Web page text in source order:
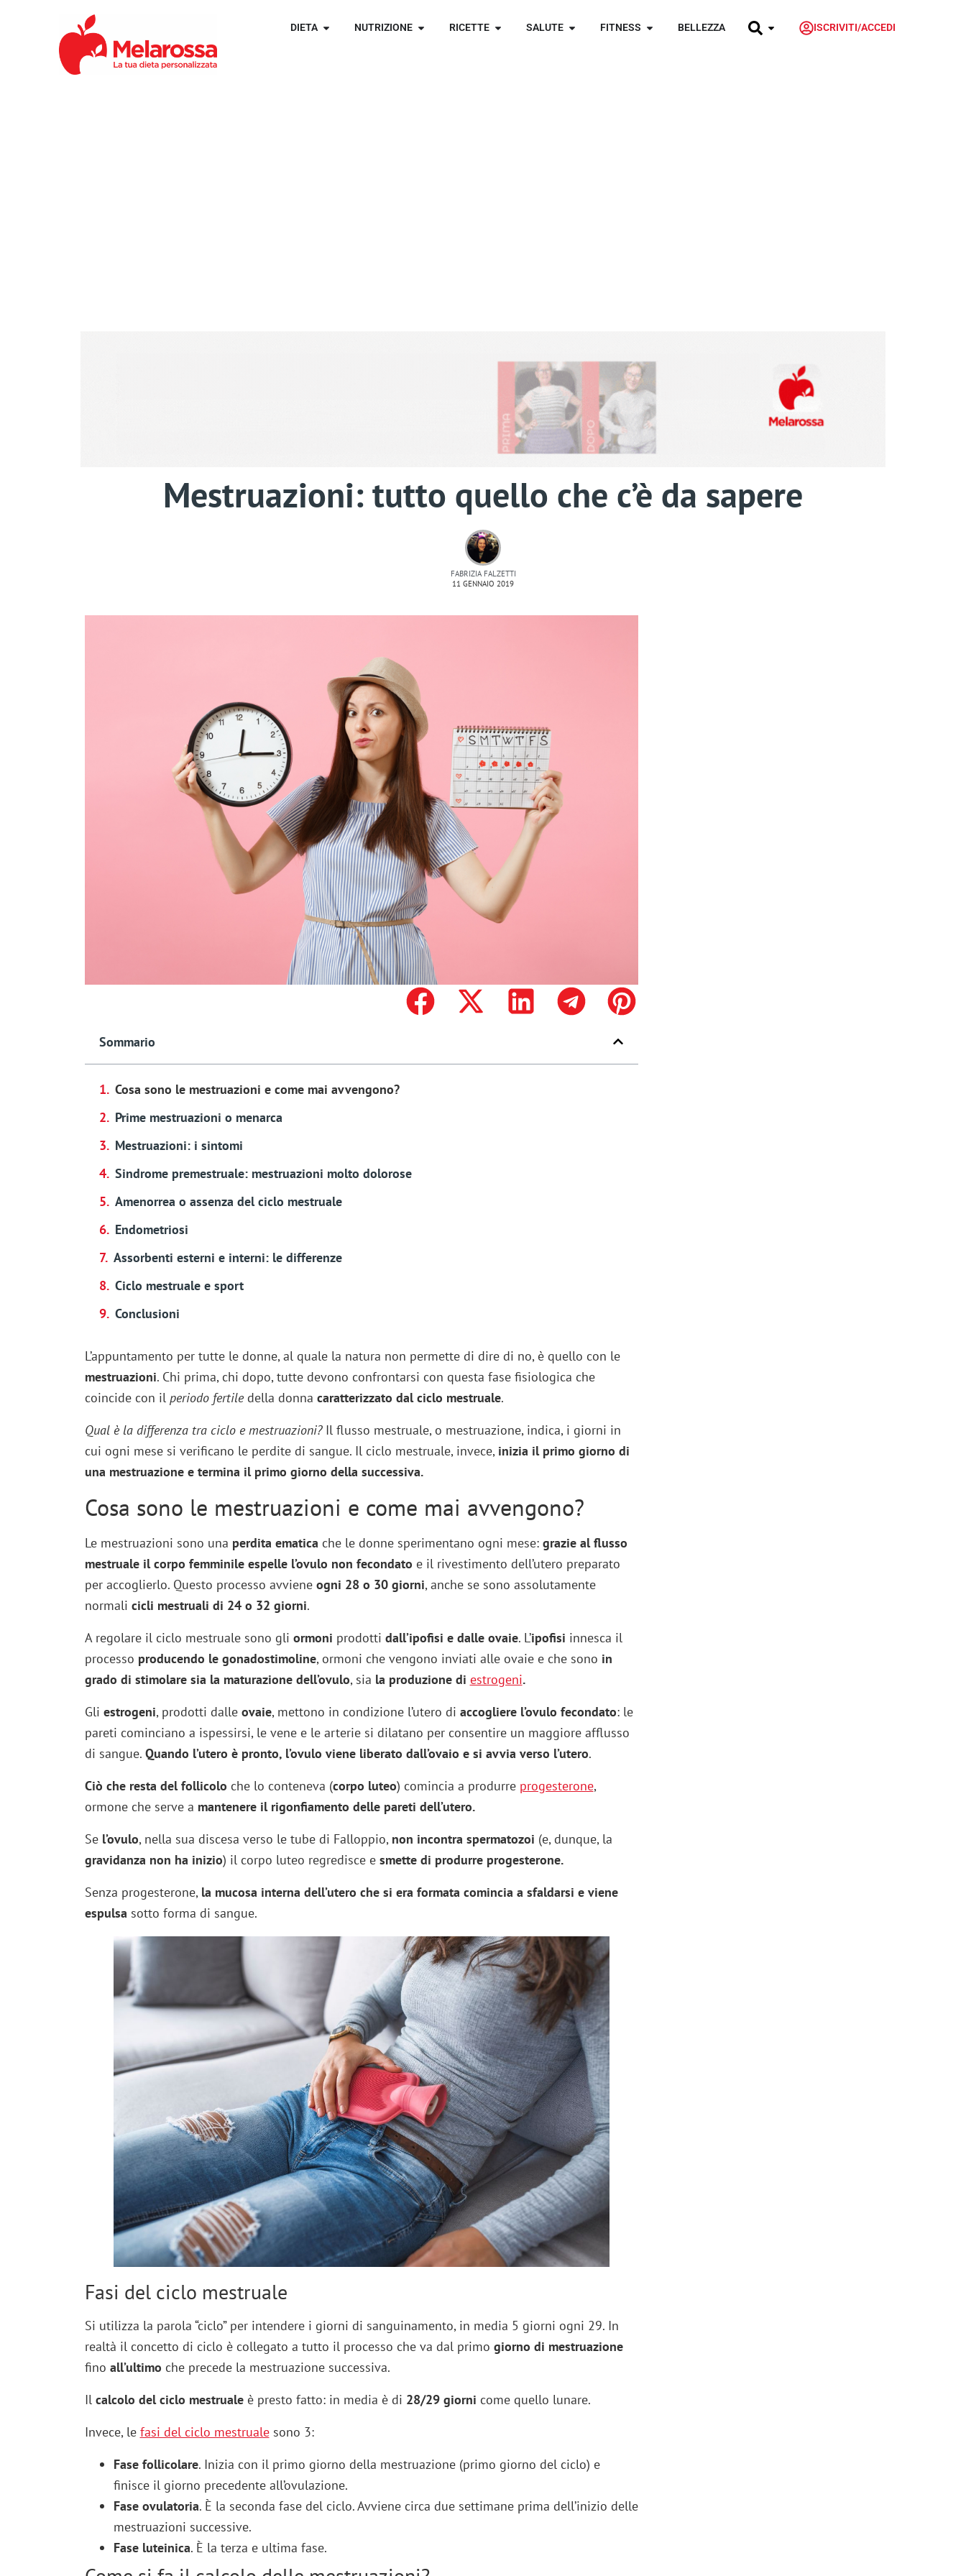
DIETA NUTRIZIONE RICETTE SALUTE FITNESS BELLEZZA ISCRIVITI/ACCEDI
Mestruazioni: tutto quello che c’è da sapere
FABRIZIA FALZETTI
11 GENNAIO 2019
Sommario
Cosa sono le mestruazioni e come mai avvengono?
Prime mestruazioni o menarca
Mestruazioni: i sintomi
Sindrome premestruale: mestruazioni molto dolorose
Amenorrea o assenza del ciclo mestruale
Endometriosi
Assorbenti esterni e interni: le differenze
Ciclo mestruale e sport
Conclusioni
L’appuntamento per tutte le donne, al quale la natura non permette di dire di no, è quello con le
mestruazioni. Chi prima, chi dopo, tutte devono confrontarsi con questa fase fisiologica che
coincide con il periodo fertile della donna caratterizzato dal ciclo mestruale.
Qual è la differenza tra ciclo e mestruazioni?Il flusso mestruale, o mestruazione, indica, i giorni in
cui ogni mese si verificano le perdite di sangue. Il ciclo mestruale, invece, inizia il primo giorno di
una mestruazione e termina il primo giorno della successiva.
Cosa sono le mestruazioni e come mai avvengono?
Le mestruazioni sono una perdita ematica che le donne sperimentano ogni mese: grazie al flusso
mestruale il corpo femminile espelle l’ovulo non fecondato e il rivestimento dell’utero preparato
per accoglierlo. Questo processo avviene ogni 28 o 30 giorni, anche se sono assolutamente
normali cicli mestruali di 24 o 32 giorni.
A regolare il ciclo mestruale sono gli ormoni prodotti dall’ipofisi e dalle ovaie. L’ipofisi innesca il
processo producendo le gonadostimoline, ormoni che vengono inviati alle ovaie e che sono in
grado di stimolare sia la maturazione dell’ovulo, sia la produzione di estrogeni.
Gli estrogeni, prodotti dalle ovaie, mettono in condizione l’utero di accogliere l’ovulo fecondato: le
pareti cominciano a ispessirsi, le vene e le arterie si dilatano per consentire un maggiore afflusso
di sangue. Quando l’utero è pronto, l’ovulo viene liberato dall’ovaio e si avvia verso l’utero.
Ciò che resta del follicolo che lo conteneva (corpo luteo) comincia a produrre progesterone,
ormone che serve a mantenere il rigonfiamento delle pareti dell’utero.
Sel’ovulo, nella sua discesa verso le tube di Falloppio, non incontra spermatozoi (e, dunque, la
gravidanza non ha inizio) il corpo luteo regredisce esmette di produrre progesterone.
Senza progesterone, la mucosa interna dell’utero che si era formata comincia a sfaldarsi e viene
espulsa sotto forma di sangue.
Fasi del ciclo mestruale
Si utilizza la parola “ciclo” per intendere i giorni di sanguinamento, in media 5 giorni ogni 29. In
realtà il concetto di ciclo è collegato a tutto il processo che va dal primo giorno di mestruazione
fino all’ultimo che precede la mestruazione successiva.
Il calcolo del ciclo mestrualeè presto fatto: in media è di 28/29 giorni come quello lunare.
Invece, le fasi del ciclo mestrualesono 3:
Fase follicolare. Inizia con il primo giorno della mestruazione (primo giorno del ciclo) e
finisce il giorno precedente all’ovulazione.
Fase ovulatoria. È la seconda fase del ciclo. Avviene circa due settimane prima dell’inizio delle
mestruazioni successive.
Fase luteinica. È la terza e ultima fase.